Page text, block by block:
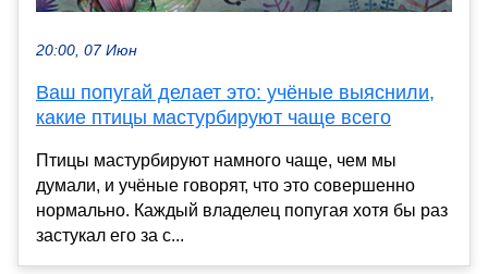
20:00, 07 Июн
Ваш попугай делает это: учёные выяснили,
какие птицы мастурбируют чаще всего
Птицы мастурбируют намного чаще, чем мы
думали, и учёные говорят, что это совершенно
нормально. Каждый владелец попугая хотя бы раз
застукал его за с...